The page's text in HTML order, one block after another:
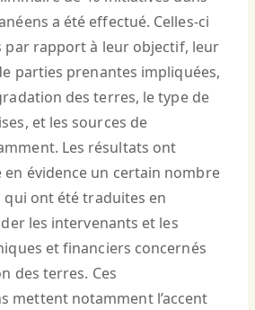
a été effectué. Celles-ci
par rapport à leur objectif, leur
parties prenantes impliquées,
des terres, le type de
et les sources de
Les résultats ont
évidence un certain nombre
qui ont été traduites en
les intervenants et les
et financiers concernés
des terres. Ces
mettent notamment l’accent